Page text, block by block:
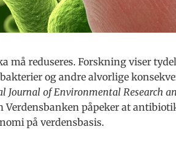
må reduseres. Forskning viser
og andre alvorlige
Journal of Environmental Research
Verdensbanken påpeker at
på verdensbasis.